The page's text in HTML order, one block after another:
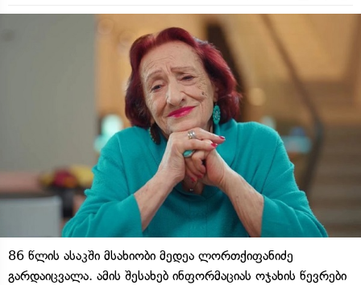
86 წლის ასაკში მსახიობი მედეა ლორთქიფანიძე
გარდაიცვალა. ამის შესახებ ინფორმაციას ოჯახის წევრები